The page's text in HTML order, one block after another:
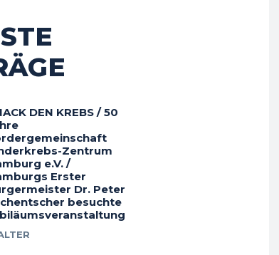
DEN KREBS / 50
Zentrum
e.V. /
Erster
Dr. Peter
besuchte